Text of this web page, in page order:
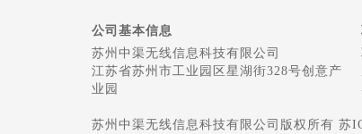
公司基本信息
苏州中渠无线信息科技有限公司
江苏省苏州市工业园区星湖街328号创意产
业园
苏州中渠无线信息科技有限公司版权所有